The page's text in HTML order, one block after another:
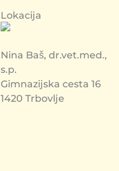
Lokacija
Nina Baš, dr.vet.med.,
s.p.
Gimnazijska cesta 16
1420 Trbovlje